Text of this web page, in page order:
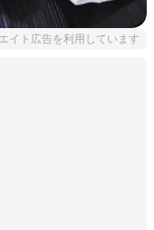
イト広告を利用しています